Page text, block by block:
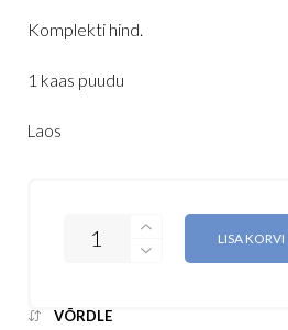
Komplekti hind.
1 kaas puudu
Laos
LISA KORVI
VÕRDLE